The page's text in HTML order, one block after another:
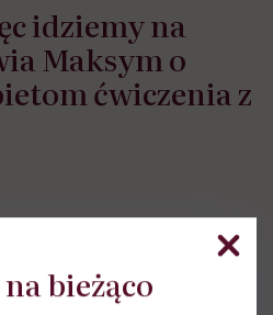
idziemy na
Maksym o
ćwiczenia z
bieżąco